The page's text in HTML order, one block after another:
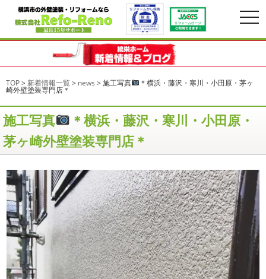
TOP> 新着情報一覧> news >施工写真 ＊横浜・藤沢・寒川・小田原・茅ヶ
崎外壁塗装専門店＊
施工写真
＊横浜・藤沢・寒川・小田原・
茅ヶ崎外壁塗装専門店＊